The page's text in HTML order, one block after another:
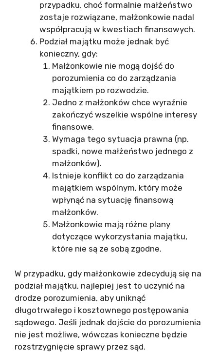
przypadku, choć formalnie małżeństwo
zostaje rozwiązane, małżonkowie nadal
współpracują w kwestiach finansowych.
Podział majątku może jednak być
konieczny, gdy:
Małżonkowie nie mogą dojść do
porozumienia co do zarządzania
majątkiem po rozwodzie.
Jedno z małżonków chce wyraźnie
zakończyć wszelkie wspólne interesy
finansowe.
Wymaga tego sytuacja prawna (np.
spadki, nowe małżeństwo jednego z
małżonków).
Istnieje konflikt co do zarządzania
majątkiem wspólnym, który może
wpłynąć na sytuację finansową
małżonków.
Małżonkowie mają różne plany
dotyczące wykorzystania majątku,
które nie są ze sobą zgodne.
W przypadku, gdy małżonkowie zdecydują się na
podział majątku, najlepiej jest to uczynić na
drodze porozumienia, aby uniknąć
długotrwałego i kosztownego postępowania
sądowego. Jeśli jednak dojście do porozumienia
nie jest możliwe, wówczas konieczne będzie
rozstrzygnięcie sprawy przez sąd.